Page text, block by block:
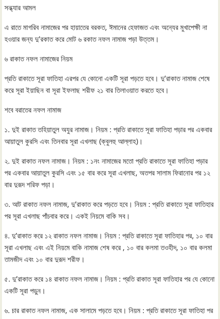
সন্ধ্যার আমল
এ রাতে মাগরিব নামাজের পর হায়াতের বরকত, ঈমানের হেফাজত এবং অন্যের মুখাপেক্ষী না
হওয়ার জন্য দু’রকাত করে মোট ৬ রকাত নফল নামাজ পড়া উত্তম।
৬ রাকাত নফল নামাজের নিয়ম
প্রতি রাকাতে সূরা ফাতিহা এরপর যে কোনো একটি সূরা পড়তে হবে। দু’রাকাত নামাজ শেষে
করে সূরা ইয়াছিন বা সূরা ইফলাছ শরীফ ২১ বার তিলাওয়াত করতে হবে।
শবে বরাতের নফল নামাজ
১. দুই রাকাত তহিয়াতুল অযুর নামাজ। নিয়ম : প্রতি রাকাতে সূরা ফাতিহা পড়ার পর একবার
আয়াতুল কুরসি এবং তিনবার সূরা এখলাছ (ক্বুলহু আল্লাহ)।
২. দুই রাকাত নফল নামাজ। নিয়ম : ১নং নামাজের মতো প্রতি রাকাতে সূরা ফাতিহা পড়ার
পর একবার আয়াতুল কুরসি এবং ১৫ বার করে সূরা এখলাছ, অতপর সালাম ফিরানোর পর ১২
বার দুরূদ শরিফ পড়া।
৩. আট রাকাত নফল নামাজ, দু’রাকাত করে পড়তে হবে। নিয়ম : প্রতি রাকাতে সূরা ফাতিহার
পর সূরা এখলাছ পাঁচবার করে। একই নিয়মে বাকি সব।
৪. দু’রাকাত করে ১২ রাকাত নফল নামাজ। নিয়ম : প্রতি রাকাতে সূরা ফাতিহার পর, ১০ বার
সূরা এখলাছ এবং এই নিয়মে বাকি নামাজ শেষ করে , ১০ বার কলমা তওহীদ, ১০ বার কলমা
তামজীদ এবং ১০ বার দুরূদ শরীফ।
৫. দু’রাকাত করে ১৪ রাকাত নফল নামাজ। নিয়ম : প্রতি রাকাত সূরা ফাতিহার পর যে কোনো
একটি সূরা পড়ুন।
৬. চার রাকাত নফল নামাজ, এক সালামে পড়তে হবে। নিয়ম : প্রতি রাকাতে সূরা ফাতিহা পর